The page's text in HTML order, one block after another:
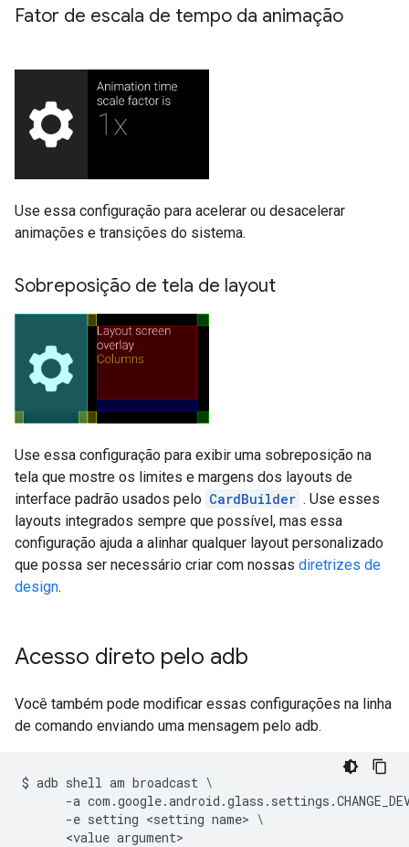
Fator de escala de tempo da animação
Use essa configuração para acelerar ou desacelerar
animações e transições do sistema.
Sobreposição de tela de layout
Use essa configuração para exibir uma sobreposição na
tela que mostre os limites e margens dos layouts de
interface padrão usados pelo CardBuilder . Use esses
layouts integrados sempre que possível, mas essa
configuração ajuda a alinhar qualquer layout personalizado
que possa ser necessário criar com nossas diretrizes de
design.
Acesso direto pelo adb
Você também pode modificar essas configurações na linha
de comando enviando uma mensagem pelo adb.
$ adb shell am broadcast \
-a
-e setting <setting name> \
<value